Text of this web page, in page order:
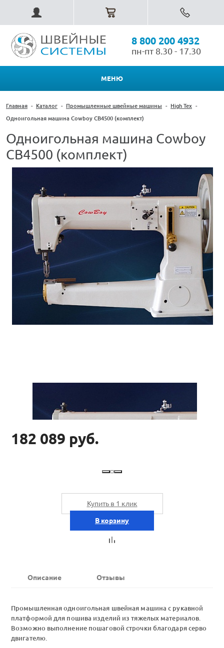
8 800 200 4932
пн-пт 8.30 - 17.30
МЕНЮ
Главная - Каталог - Промышленные швейные машины - High Tex -
Одноигольная машина Cowboy CB4500 (комплект)
Одноигольная машина Cowboy
CB4500 (комплект)
182 089 руб.
Купить в 1 клик
В корзину
Описание Отзывы
Промышленная одноигольная швейная машина с рукавной
платформой для пошива изделий из тяжелых материалов.
Возможно выполнение пошаговой строчки благодаря серво
двигателю.